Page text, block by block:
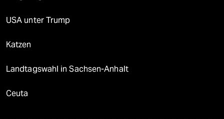
USA unter Trump
Katzen
Landtagswahl in Sachsen-Anhalt
Ceuta